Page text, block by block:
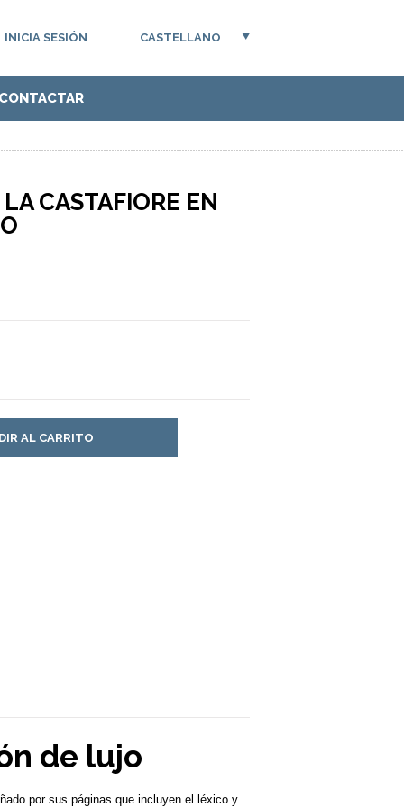
INICIA SESIÓN CASTELLANO
CASTAFIORE EN
AL CARRITO
de lujo
por sus páginas que incluyen el léxico y